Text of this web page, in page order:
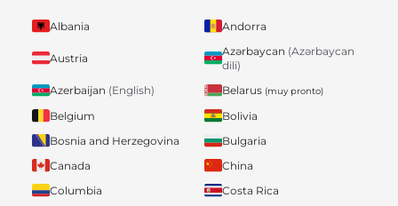
Albania Andorra
Austria
Azərbaycan (Azərbaycan
dili)
Azerbaijan (English) Belarus (muy pronto)
Belgium
Bolivia
Bosnia and Herzegovina
Bulgaria
Canada
China
Columbia
Costa Rica